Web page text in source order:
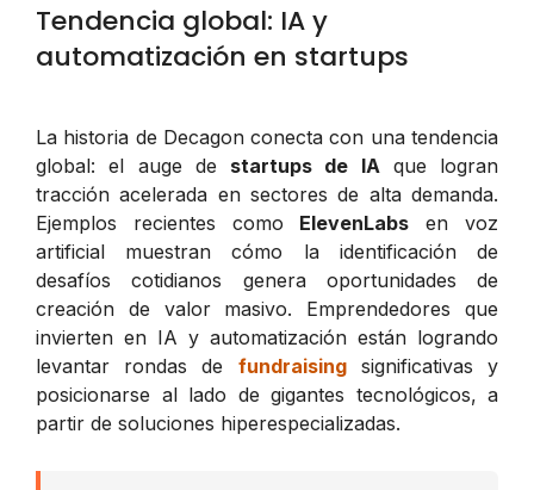
Tendencia global: IA y
automatización en startups
La historia de Decagon conecta con una tendencia
global: el auge de startups de IA que logran
tracción acelerada en sectores de alta demanda.
Ejemplos recientes como ElevenLabs en voz
artificial muestran cómo la identificación de
desafíos cotidianos genera oportunidades de
creación de valor masivo. Emprendedores que
invierten en IA y automatización están logrando
levantar rondas de fundraisingsignificativas y
posicionarse al lado de gigantes tecnológicos, a
partir de soluciones hiperespecializadas.